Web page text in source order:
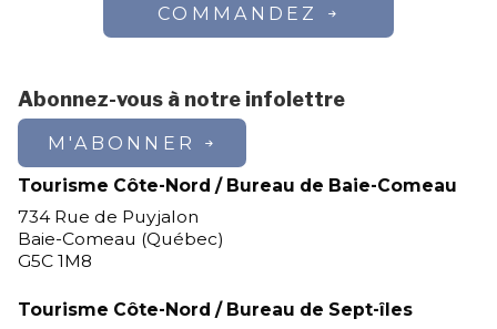
COMMANDEZ
Abonnez-vous à notre infolettre
M'ABONNER
Tourisme Côte-Nord / Bureau de Baie-Comeau
734 Rue de Puyjalon
Baie-Comeau (Québec)
G5C 1M8
Tourisme Côte-Nord / Bureau de Sept-îles